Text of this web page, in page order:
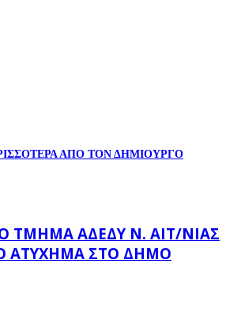
ΑΠΟ ΤΟΝ ΔΗΜΙΟΥΡΓΟ
ΤΜΉΜΑ ΑΔΕΔΥ Ν. ΑΙΤ/ΝΊΑΣ
ΑΤΎΧΗΜΑ ΣΤΟ ΔΉΜΟ